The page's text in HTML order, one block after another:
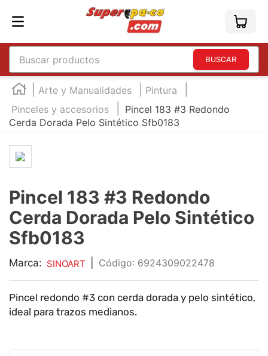
Buscar productos
Arte y Manualidades
Pintura
Pinceles y accesorios
Pincel 183 #3 Redondo
Cerda Dorada Pelo Sintético Sfb0183
Pincel 183 #3 Redondo
Cerda Dorada Pelo Sintético
Sfb0183
Marca: SINOART : 6924309022478
Pincel redondo #3 con cerda dorada y pelo sintético,
ideal para trazos medianos.
TÉRMINOS MÁS BUSCADOS
2.
marcador e300
3.
4.
audifonos
7.
marcadores
impresora
calculadora